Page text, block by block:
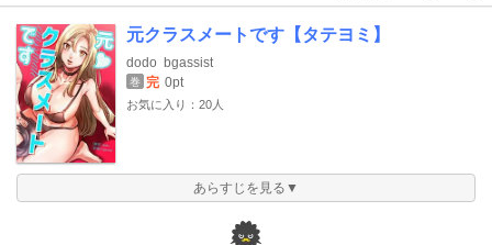
元クラスメートです【タテヨミ】
dodo bgassist
巻 完 0pt
お気に入り：20人
あらすじを見る▼